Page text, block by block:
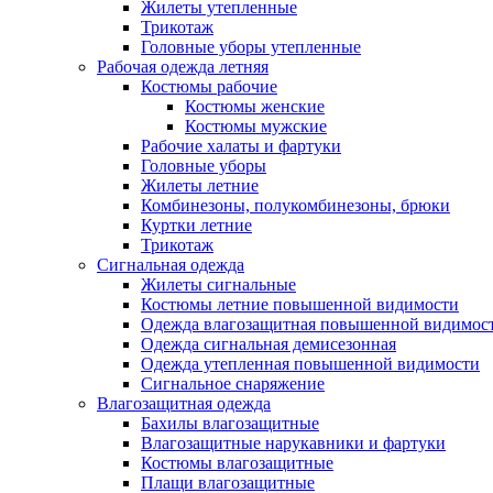
Жилеты утепленные
Трикотаж
Головные уборы утепленные
Рабочая одежда летняя
Костюмы рабочие
Костюмы женские
Костюмы мужские
Рабочие халаты и фартуки
Головные уборы
Жилеты летние
Комбинезоны, полукомбинезоны, брюки
Куртки летние
Трикотаж
Сигнальная одежда
Жилеты сигнальные
Костюмы летние повышенной видимости
Одежда влагозащитная повышенной
Одежда сигнальная демисезонная
Одежда утепленная повышенной видимости
Сигнальное снаряжение
Влагозащитная одежда
Бахилы влагозащитные
Влагозащитные нарукавники и фартуки
Костюмы влагозащитные
Плащи влагозащитные